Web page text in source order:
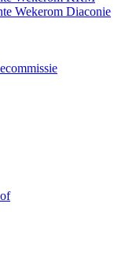
Wekerom Diaconie